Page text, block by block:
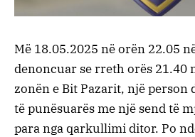
Më 18.05.2025 në orën 22.05
denoncuar se rreth orës 21.40
zonën e Bit Pazarit, një
të punësuarës me një send të
para nga qarkullimi ditor. Po